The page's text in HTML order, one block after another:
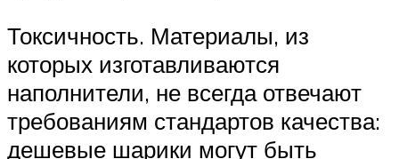
Токсичность. Материалы, из
которых изготавливаются
наполнители, не всегда отвечают
требованиям стандартов качества:
дешевые шарики могут быть